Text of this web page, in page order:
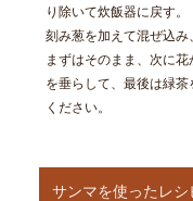
り除いて炊飯器に戻す。
刻み葱を加えて混ぜ込み
まずはそのまま、次に
を垂らして、最後は緑茶
ください。
サンマを使ったレシ